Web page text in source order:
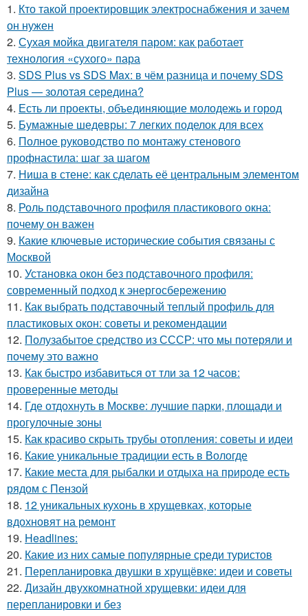
1. Кто такой проектировщик электроснабжения и зачем
он нужен
2. Сухая мойка двигателя паром: как работает
технология «сухого» пара
3. SDS Plus vs SDS Max: в чём разница и почему SDS
Plus — золотая середина?
4. Есть ли проекты, объединяющие молодежь и город
5. Бумажные шедевры: 7 легких поделок для всех
6. Полное руководство по монтажу стенового
профнастила: шаг за шагом
7. Ниша в стене: как сделать её центральным элементом
дизайна
8. Роль подставочного профиля пластикового окна:
почему он важен
9. Какие ключевые исторические события связаны с
Москвой
10. Установка окон без подставочного профиля:
современный подход к энергосбережению
11. Как выбрать подставочный теплый профиль для
пластиковых окон: советы и рекомендации
12. Полузабытое средство из СССР: что мы потеряли и
почему это важно
13. Как быстро избавиться от тли за 12 часов:
проверенные методы
14. Где отдохнуть в Москве: лучшие парки, площади и
прогулочные зоны
15. Как красиво скрыть трубы отопления: советы и идеи
16. Какие уникальные традиции есть в Вологде
17. Какие места для рыбалки и отдыха на природе есть
рядом с Пензой
18. 12 уникальных кухонь в хрущевках, которые
вдохновят на ремонт
19. Headlines:
20. Какие из них самые популярные среди туристов
21. Перепланировка двушки в хрущёвке: идеи и советы
22. Дизайн двухкомнатной хрущевки: идеи для
перепланировки и без